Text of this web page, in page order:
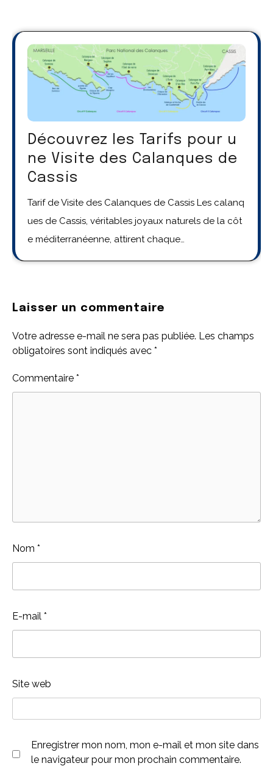
Découvrez les Tarifs pour u
ne Visite des Calanques de
Cassis
Tarif de Visite des Calanques de Cassis Les calanq
ues de Cassis, véritables joyaux naturels de la côt
e méditerranéenne, attirent chaque…
Laisser un commentaire
Votre adresse e-mail ne sera pas publiée. Les champs
obligatoires sont indiqués avec *
Commentaire *
Nom *
E-mail *
Site web
Enregistrer mon nom, mon e-mail et mon site dans
le navigateur pour mon prochain commentaire.